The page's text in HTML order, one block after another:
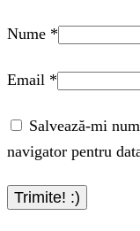
Nume *
Email *
Salvează-mi
navigator pentru